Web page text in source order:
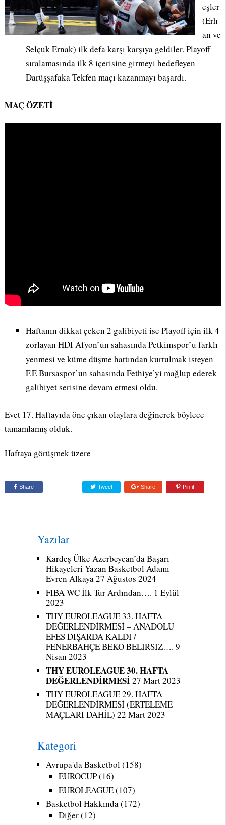
eşler
(Erh
an ve
Selçuk Ernak) ilk defa karşı karşıya geldiler. Playoff
sıralamasında ilk 8 içerisine girmeyi hedefleyen
Darüşşafaka Tekfen maçı kazanmayı başardı.
MAÇ ÖZETİ
Haftanın dikkat çeken 2 galibiyeti ise Playoff için ilk 4
zorlayan HDI Afyon’un sahasında Petkimspor’u farklı
yenmesi ve küme düşme hattından kurtulmak isteyen
F.E Bursaspor’un sahasında Fethiye’yi mağlup ederek
galibiyet serisine devam etmesi oldu.
Evet 17. Haftayıda öne çıkan olaylara değinerek böylece
tamamlamış olduk.
Haftaya görüşmek üzere
Share Tweet Share Pin it
Yazılar
Kardeş Ülke Azerbeycan’da Başarı
Hikayeleri Yazan Basketbol Adamı
Evren Alkaya27 Ağustos 2024
FIBA WC İlk Tur Ardından…. 1 Eylül
2023
THY EUROLEAGUE 33. HAFTA
DEĞERLENDİRMESİ – ANADOLU
EFES DIŞARDA KALDI /
FENERBAHÇE BEKO BELIRSIZ…. 9
Nisan 2023
THY EUROLEAGUE 30. HAFTA
DEĞERLENDİRMESİ27 Mart 2023
THY EUROLEAGUE 29. HAFTA
DEĞERLENDİRMESİ (ERTELEME
MAÇLARI DAHİL) 22 Mart 2023
Kategori
Avrupa'da Basketbol(158)
EUROCUP(16)
EUROLEAGUE(107)
Basketbol Hakkında(172)
Diğer(12)